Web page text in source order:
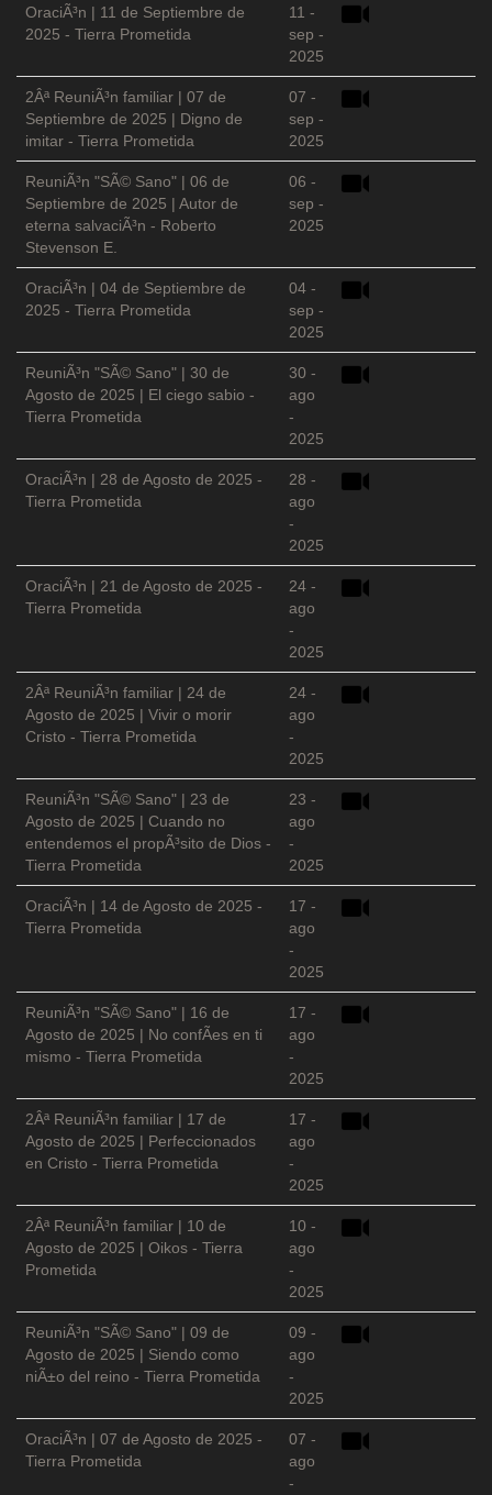
OraciÃ³n | 11 de Septiembre de
2025 - Tierra Prometida
11 -
sep -
2025
2Âª ReuniÃ³n familiar | 07 de
Septiembre de 2025 | Digno de
imitar - Tierra Prometida
07 -
sep -
2025
ReuniÃ³n "SÃ© Sano" | 06 de
Septiembre de 2025 | Autor de
eterna salvaciÃ³n - Roberto
Stevenson E.
06 -
sep -
2025
OraciÃ³n | 04 de Septiembre de
2025 - Tierra Prometida
04 -
sep -
2025
ReuniÃ³n "SÃ© Sano" | 30 de
Agosto de 2025 | El ciego sabio -
Tierra Prometida
30 -
ago
-
2025
OraciÃ³n | 28 de Agosto de 2025 -
Tierra Prometida
28 -
ago
-
2025
OraciÃ³n | 21 de Agosto de 2025 -
Tierra Prometida
24 -
ago
-
2025
2Âª ReuniÃ³n familiar | 24 de
Agosto de 2025 | Vivir o morir
Cristo - Tierra Prometida
24 -
ago
-
2025
ReuniÃ³n "SÃ© Sano" | 23 de
Agosto de 2025 | Cuando no
entendemos el propÃ³sito de Dios -
Tierra Prometida
23 -
ago
-
2025
OraciÃ³n | 14 de Agosto de 2025 -
Tierra Prometida
17 -
ago
-
2025
ReuniÃ³n "SÃ© Sano" | 16 de
Agosto de 2025 | No confÃ­es en ti
mismo - Tierra Prometida
17 -
ago
-
2025
2Âª ReuniÃ³n familiar | 17 de
Agosto de 2025 | Perfeccionados
en Cristo - Tierra Prometida
17 -
ago
-
2025
2Âª ReuniÃ³n familiar | 10 de
Agosto de 2025 | Oikos - Tierra
Prometida
10 -
ago
-
2025
ReuniÃ³n "SÃ© Sano" | 09 de
Agosto de 2025 | Siendo como
niÃ±o del reino - Tierra Prometida
09 -
ago
-
2025
OraciÃ³n | 07 de Agosto de 2025 -
Tierra Prometida
07 -
ago
-